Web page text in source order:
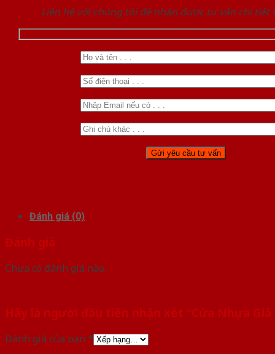
Liên hệ với chúng tôi để nhận được tư vấn chi tiết
Đánh giá (0)
Đánh giá
Chưa có đánh giá nào.
Hãy là người đầu tiên nhận xét “Cửa Nhựa Giả
Đánh giá của bạn *